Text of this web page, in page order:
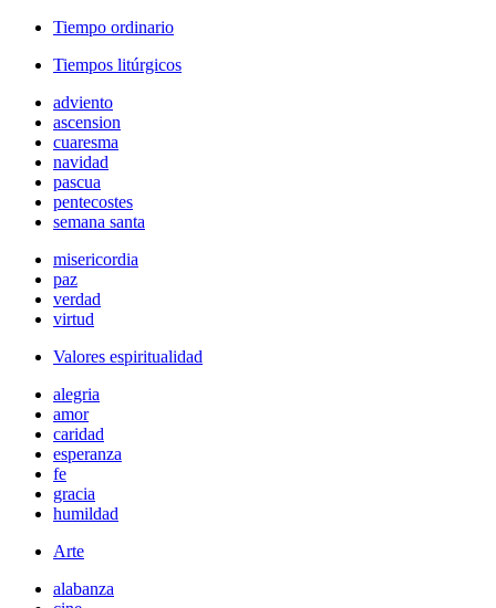
Tiempo ordinario
Tiempos litúrgicos
adviento
ascension
cuaresma
navidad
pascua
pentecostes
semana santa
misericordia
paz
verdad
virtud
Valores espiritualidad
alegria
amor
caridad
esperanza
fe
gracia
humildad
Arte
alabanza